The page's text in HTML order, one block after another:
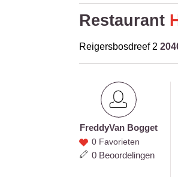
Restaurant
Reigersbosdreef 2
Freddy
Van
Bogget
FreddyVan Bogget
0 Favorieten
0 Beoordelingen